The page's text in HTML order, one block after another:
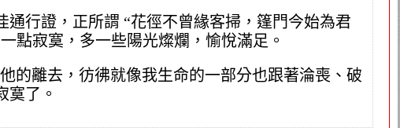
行證，正所謂 “花徑不曾緣客掃，篷門今始為君
點寂寞，多一些陽光燦爛，愉悅滿足。
的離去，彷彿就像我生命的一部分也跟著淪喪、破
寞了。